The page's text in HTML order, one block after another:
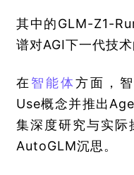
其中的GLM-Z1-
谱对AGI下一代技术
在 智能体方面，
Use概念并推出
集深度研究与实际
AutoGLM沉思。